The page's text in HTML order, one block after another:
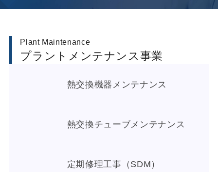
Plant Maintenance
プラントメンテナンス事業
熱交換機器メンテナンス
熱交換チューブメンテナンス
定期修理工事（SDM）